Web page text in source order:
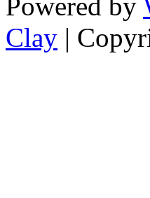
Powered by
Clay |